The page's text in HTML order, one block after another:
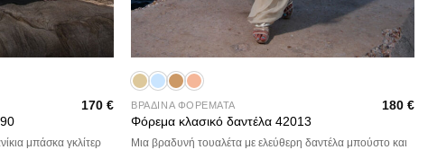
170 €
μπάσκα γκλίτερ
+
ΒΡΑΔΙΝΑ ΦΟΡΕΜΑΤΑ
Φόρεμα κλασικό δαντέλα 42013
180€
Μια βραδυνή τουαλέτα με ελεύθερη δαντέλα μπούστο και